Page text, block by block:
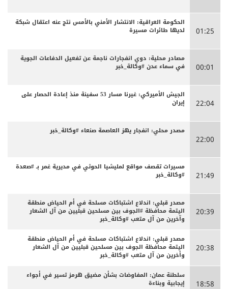
01:25
الحكومة العراقية: الانتشار الأمني بالأمس نتج عنه اعتقال شبكة
لديها طائرات مسيرة
00:01
مصادر محلية: دوي انفجارات ناجمة عن تفعيل الدفاعات الجوية
في سماء عدن #وكالة_خبر
22:04
الجيش الأميركي: غيرنا مسار 53 سفينة منذ إعادة الحصار على
إيران
22:00
مصدر محلي: انفجار يهز العاصمة صنعاء #وكالة_خبر
21:49
مسيرات تقصف مواقع لمليشيا الحوثي في مديرية غمر بـ #صعدة
#وكالة_خبر
20:39
مصدر قبلي: اندلاع اشتباكات مسلحة في أم الحياض منطقة
اليتمة محافظة #الجوف بين مسلحين قبليين من آل الشعار
وآخرين من آل متعب #وكالة_خبر
20:38
مصدر قبلي: اندلاع اشتباكات مسلحة في أم الحياض منطقة
اليتمة محافظة الجوف بين مسلحين قبليين من آل الشعار
وأخرين من آل متعب #وكالة_خبر
18:58
سلطنة عمان: المفاوضات بشأن مضيق هرمز تسير في أجواء
إيجابية وبناءة